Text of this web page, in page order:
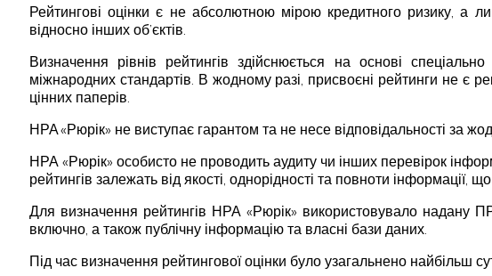
Рейтингові оцінки є не абсолютною мірою кредитного ризику, а
відносно інших об’єктів.
Визначення рівнів рейтингів здійснюється на основі
міжнародних стандартів. В жодному разі, присвоєні рейтинги не є
цінних паперів.
НРА «Рюрік» не виступає гарантом та не несе відповідальності за
НРА «Рюрік» особисто не проводить аудиту чи інших перевірок
рейтингів залежать від якості, однорідності та повноти інформації,
Для визначення рейтингів НРА «Рюрік» використовувало надану
включно, а також публічну інформацію та власні бази даних.
Під час визначення рейтингової оцінки було узагальнено найбільш